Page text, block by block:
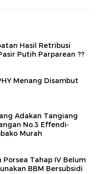
Hasil Retribusi
Putih Parparean ??
Menang Disambut
Adakan Tangiang
No.3 Effendi-
Murah
Tahap IV Belum
BBM Bersubsidi